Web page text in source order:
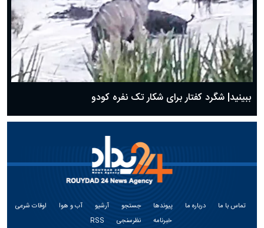
ببینید| شگرد کفتار برای شکار تک نفره کودو
تماس با ما درباره ما پیوندها جستجو آرشیو آب و هوا
اوقات شرعی
خبرنامه
نظرسنجی RSS